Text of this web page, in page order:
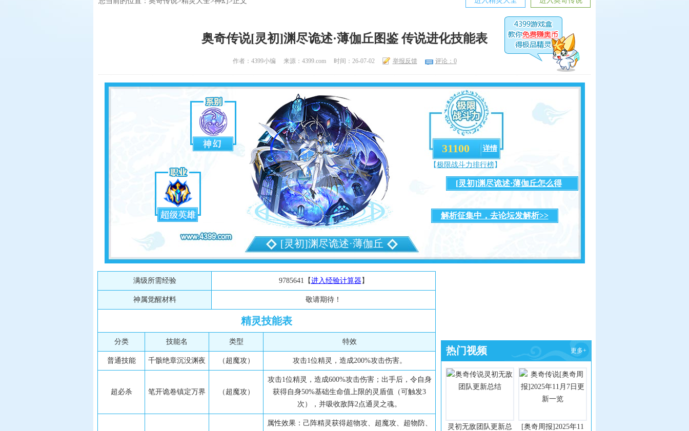
奥奇传说[灵初]渊尽诡述·薄伽丘图鉴 传说进化技能表
作者：4399小编 来源：4399.com 时间：26-07-02 举报反馈 评论： 0
[灵初]渊尽诡述·薄伽丘
31100 详情
【极限战斗力排行榜】
[灵初]渊尽诡述·薄伽丘怎么得
解析征集中，去论坛发解析>>
满级所需经验 9785641【进入经验计算器 】
神属觉醒材料 敬请期待！
精灵技能表
分类 技能名 类型 特效
普通技能 千骸绝章沉没渊夜 （超魔攻） 攻击1位精灵，造成200%攻击伤害。
超必杀 笔开诡卷镇定万界 （超魔攻）
攻击1位精灵，造成600%攻击伤害；出手后，令自身
获得自身50%基础生命值上限的灵盾值（可触发3
次），并吸收敌阵2点通灵之魂。
属性效果：己阵精灵获得超物攻、超魔攻、超物防、
热门视频 更多+
灵初无敌团队更新总
[奥奇周报]2025年11